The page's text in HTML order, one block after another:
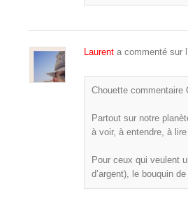
Laurent a commenté sur
Chouette commentaire
Partout sur notre
à voir, à entendre, à lire
Pour ceux qui veulent
d’argent), le bouquin